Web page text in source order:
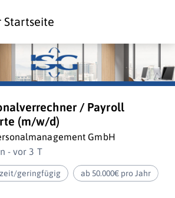
Startseite
/ Payroll
(m/w/d)
GmbH
- vor 3 T
geringfügig ab 50.000€ pro Jahr